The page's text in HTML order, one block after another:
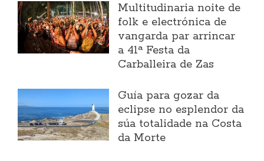
Multitudinaria noite de
folk e electrónica de
vangarda par arrincar
a 41ª Festa da
Carballeira de Zas
Guía para gozar da
eclipse no esplendor da
súa totalidade na Costa
da Morte